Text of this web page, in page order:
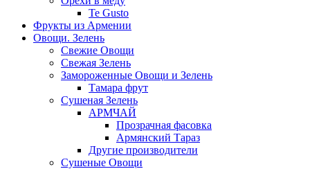
Te Gusto
Фрукты из Армении
Овощи. Зелень
Свежие Овощи
Свежая Зелень
Замороженные Овощи и Зелень
Тамара фрут
Сушеная Зелень
АРМЧАЙ
Прозрачная фасовка
Армянский Тараз
Другие производители
Сушеные Овощи